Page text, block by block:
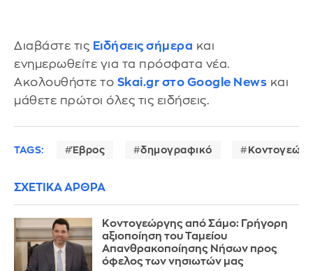
Διαβάστε τις Ειδήσεις σήμερα και
ενημερωθείτε για τα πρόσφατα νέα.
Ακολουθήστε το Skai.gr στο Google News και
μάθετε πρώτοι όλες τις ειδήσεις.
TAGS: Έβρος δημογραφικό
ΣΧΕΤΙΚΑ ΑΡΘΡΑ
Κοντογεώργης από Σάμο: Γρήγορη
αξιοποίηση του Ταμείου
Απανθρακοποίησης Νήσων προς
όφελος των νησιωτών μας